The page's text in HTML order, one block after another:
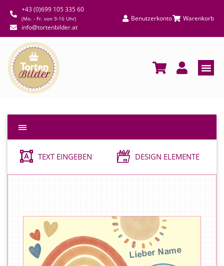
+43 (0)699 105 335 60
(Mo. - Fr. von 9-16 Uhr)
info@tortenbilder.at
Benutzerkonto Warenkorb
TEXT EINGEBEN DESIGN ELEMENTE